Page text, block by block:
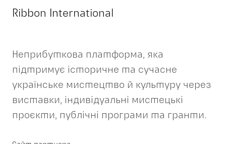
Ribbon International
Неприбуткова платформа, яка
підтримує історичне та сучасне
українське мистецтво й культуру через
виставки, індивідуальні мистецькі
проєкти, публічні програми та гранти.